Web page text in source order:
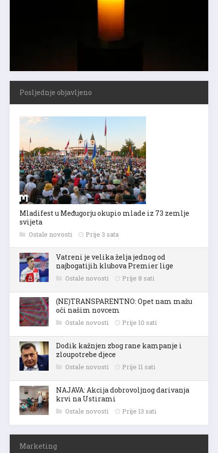
Posljednje objavljeno
Mladifest u Međugorju okupio mlade iz 73 zemlje
svijeta
Ostale novosti Prije 3 sata
Vatreni je velika želja jednog od
najbogatijih klubova Premier lige
Ostale novosti Prije 8 sati
(NE)TRANSPARENTNO: Opet nam mažu
oči našim novcem
Ostale novosti Prije 10 sati
Dodik kažnjen zbog rane kampanje i
zloupotrebe djece
Ostale novosti Prije 11 sati
NAJAVA: Akcija dobrovoljnog darivanja
krvi na Ustirami
Ostale novosti Prije 13 sati
Marketing